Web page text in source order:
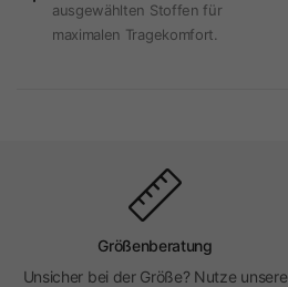
ausgewählten Stoffen für
maximalen Tragekomfort.
Größenberatung
Unsicher bei der Größe? Nutze unsere